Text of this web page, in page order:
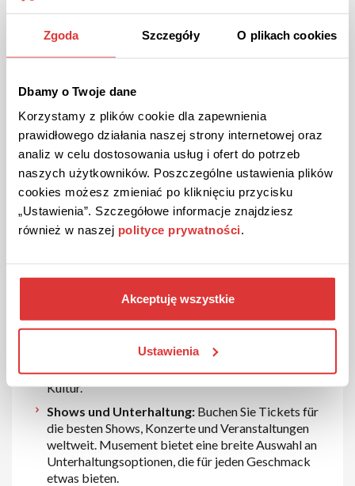
Zgoda Szczegóły O plikach cookies
Dbamy o Twoje dane
Korzystamy z plików cookie dla zapewnienia
prawidłowego działania naszej strony internetowej oraz
analiz w celu dostosowania usług i ofert do potrzeb
naszych użytkowników. Poszczególne ustawienia plików
cookies możesz zmieniać po kliknięciu przycisku
„Ustawienia”. Szczegółowe informacje znajdziesz
również w naszej polityce prywatności.
Akceptuję wszystkie
Ustawienia
und Ausflügen. Diese Touren werden von
erfahrenen Guides geleitet und bieten tiefe
Museen und Attraktionen:
mit Tickets für Museen, Galerien, historische
Stätten und Freizeitparks. Musement bietet
bequeme Online-Buchungen und exklusive
Angebote für die beliebtesten Attraktionen.
Outdoor-Aktivitäten:Für Abenteuerlustige
bietet musement eine Vielzahl von Outdoor-
Aktivitäten wie Wandern, Radfahren, Wassersport,
Momente.
Kulinarische Erlebnisse:Genießen Sie lokale
Köstlichkeiten und kulinarische Highlights mit
Restaurantbesuchen. Diese Aktivitäten bieten eine
authentische Einführung in die regionale Küche und
Kultur.
Shows und Unterhaltung:Buchen Sie Tickets für
die besten Shows, Konzerte und Veranstaltungen
weltweit. Musement bietet eine breite Auswahl an
Unterhaltungsoptionen, die für jeden Geschmack
etwas bieten.